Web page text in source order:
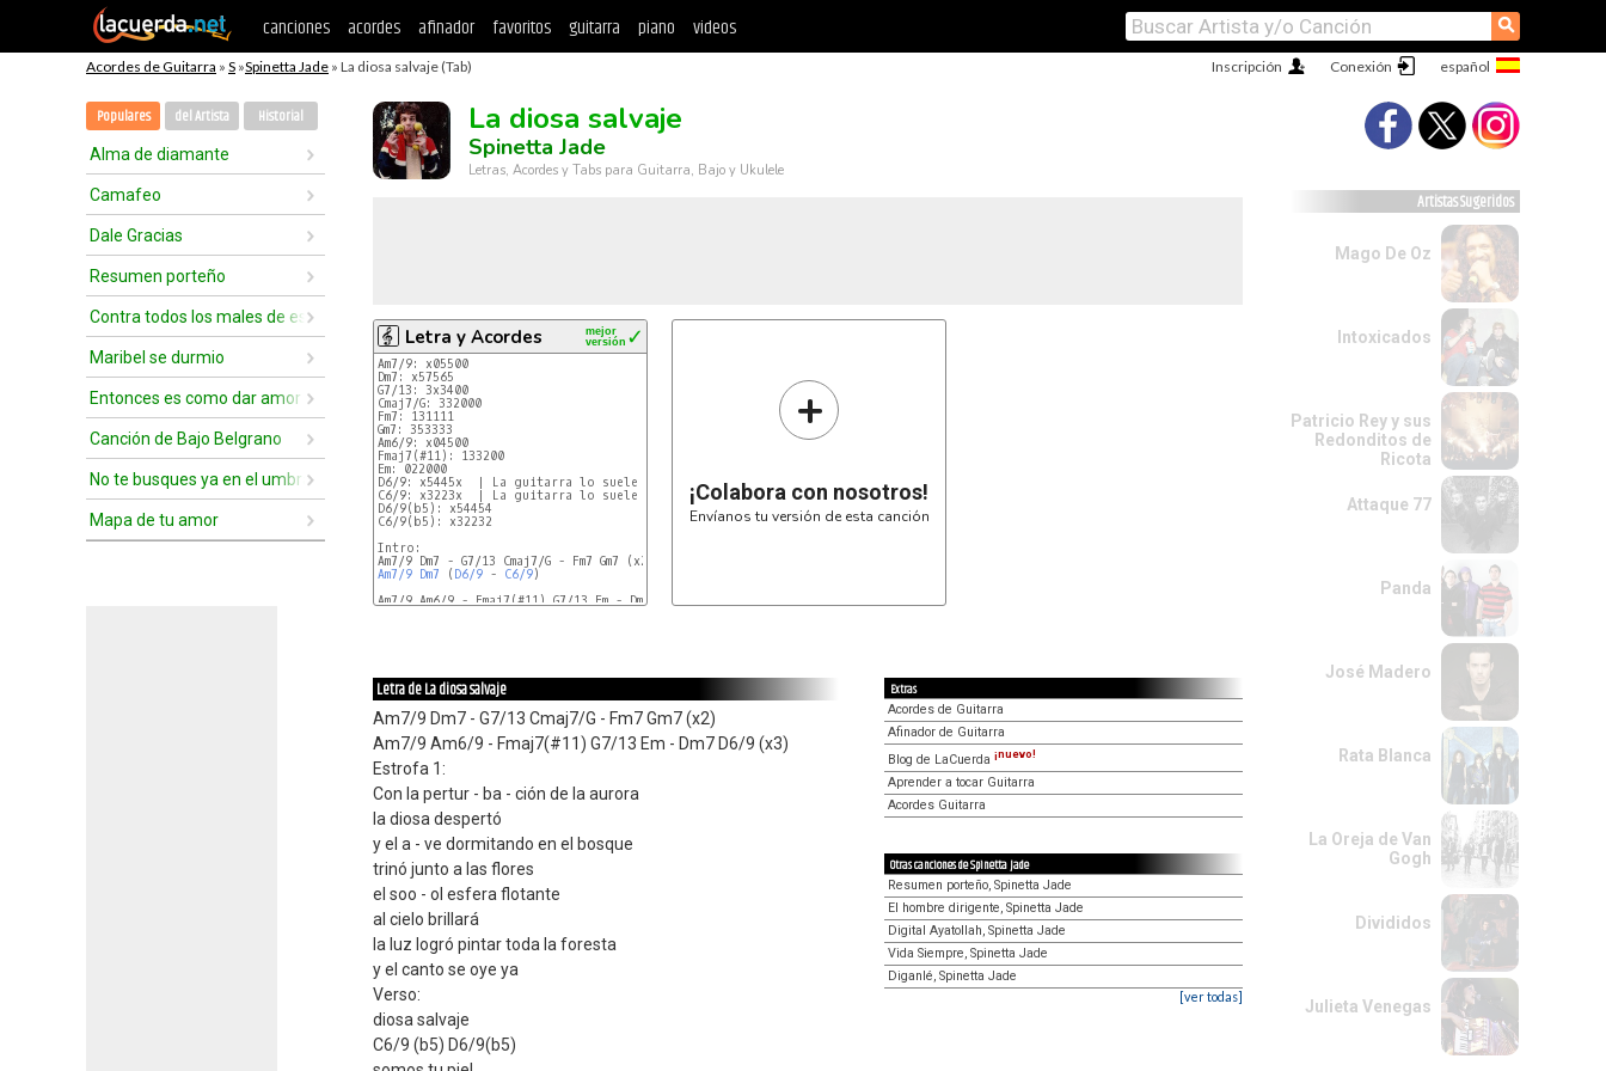
canciones acordes afinador favoritos guitarra piano videos ⚲
Acordes de Guitarra » S »Spinetta Jade » La diosa salvaje (Tab) Conexión
Inscripción
Populares del Artista Historial
Alma de diamante
Camafeo
Dale Gracias
Resumen porteño
Contra todos los males de este mundo
Maribel se durmio
Entonces es como dar amor
Canción de Bajo Belgrano
No te busques ya en el umbral
Mapa de tu amor
La diosa salvaje
Spinetta Jade
Letras, Acordes y Tabs para Guitarra, Bajo y Ukulele
Letra y Acordes ✓
mejor
versión
Am7/9: x05500
Dm7: x57565
G7/13: 3x3400
Cmaj7/G: 332000
Fm7: 131111
Gm7: 353333
Am6/9: x04500
Fmaj7(#11): 133200
Em: 022000
D6/9: x5445x  | La guitarra lo suele omitir por el Dm7
C6/9: x3223x  | La guitarra lo suele omitir por el Dm7
D6/9(b5): x54454
C6/9(b5): x32232
Intro:
Am7/9 Dm7 ( D6/9 - C6/9)
Am7/9 Am6/9 - Fmaj7(#11) G7/13 Em - Dm7 D6/9 (x3)
+
¡Colabora con nosotros!
Envíanos tu versión de esta canción
Letra de La diosa salvaje
Am7/9 Dm7 - G7/13 Cmaj7/G - Fm7 Gm7 (x2)
Am7/9 Am6/9 - Fmaj7(#11) G7/13 Em - Dm7 D6/9 (x3)
Estrofa 1:
Con la pertur - ba - ción de la aurora
la diosa despertó
y el a - ve dormitando en el bosque
trinó junto a las flores
el soo - ol esfera flotante
al cielo brillará
la luz logró pintar toda la foresta
y el canto se oye ya
Verso:
diosa salvaje
C6/9 (b5) D6/9(b5)
Extras
Acordes de Guitarra
Afinador de Guitarra
Blog de LaCuerda ¡nuevo!
Aprender a tocar Guitarra
Acordes Guitarra
Otras canciones de Spinetta Jade
Resumen porteño, Spinetta Jade
El hombre dirigente, Spinetta Jade
Digital Ayatollah, Spinetta Jade
Vida Siempre, Spinetta Jade
Diganlé, Spinetta Jade
[ver todas]
Artistas Sugeridos
Mago De Oz
Intoxicados
Patricio Rey y sus
Redonditos de
Ricota
Attaque 77
Panda
José Madero
Rata Blanca
La Oreja de Van
Gogh
Divididos
Julieta Venegas